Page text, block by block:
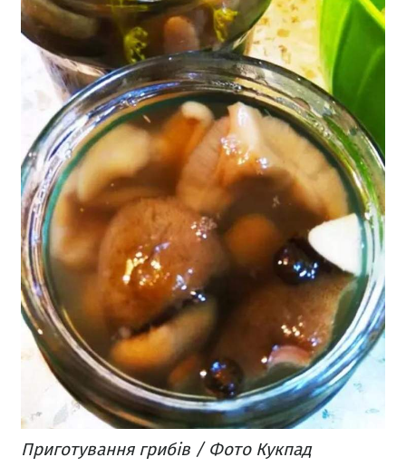
Приготування грибів / Фото Кукпад